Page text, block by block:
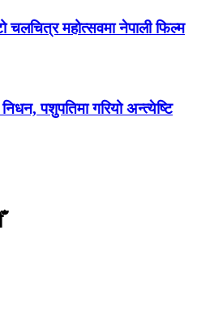
चलचित्र महोत्सवमा नेपाली फिल्म
पशुपतिमा गरियो अन्त्येष्टि